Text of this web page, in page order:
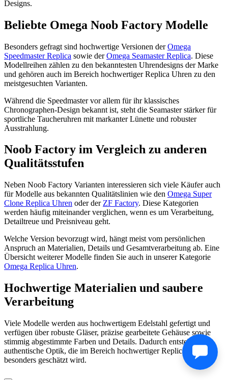
Designs.
Beliebte Omega Noob Factory Modelle
Besonders gefragt sind hochwertige Versionen derOmega
Speedmaster Replica sowie derOmega Seamaster Replica. Diese
Modellreihen zählen zu den bekanntesten Uhrendesigns der Marke
und gehören auch im Bereich hochwertiger Replica Uhren zu den
meistgesuchten Varianten.
Während die Speedmaster vor allem für ihr klassisches
Chronographen-Design bekannt ist, steht die Seamaster stärker für
sportliche Taucheruhren mit markanter Lünette und robuster
Ausstrahlung.
Noob Factory im Vergleich zu anderen
Qualitätsstufen
Neben Noob Factory Varianten interessieren sich viele Käufer auch
für Modelle aus bekannten Qualitätslinien wie den Omega Super
Clone Replica Uhren oder der ZF Factory. Diese Kategorien
werden häufig miteinander verglichen, wenn es um Verarbeitung,
Detailtreue und Preisniveau geht.
Welche Version bevorzugt wird, hängt meist vom persönlichen
Anspruch an Materialien, Details und Gesamtverarbeitung ab. Eine
Übersicht weiterer Modelle finden Sie auch in unserer Kategorie
Omega Replica Uhren.
Hochwertige Materialien und saubere
Verarbeitung
Viele Modelle werden aus hochwertigem Edelstahl gefertigt und
verfügen über robuste Gläser, präzise gearbeitete Gehäuse sowie
stimmig abgestimmte Farben und Details. Dadurch entsteht eine
authentische Optik, die im Bereich hochwertiger Replica Uhren
besonders geschätzt wird.